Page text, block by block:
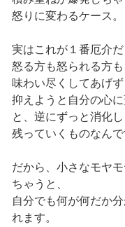
怒りに変わるケース。
実はこれが１番厄介だ
怒る方も怒られる方
味わい尽くしてあげず
抑えようと自分の心
と、逆にずっと消化
残っていくものなんで
だから、小さなモヤ
ちゃうと、
自分でも何が何だか
れます。